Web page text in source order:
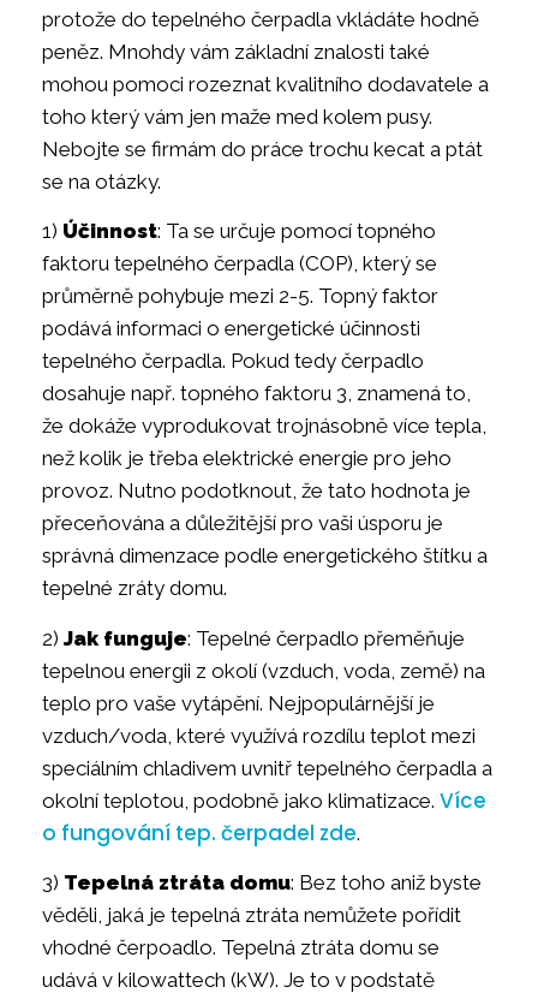
protože do tepelného čerpadla vkládáte hodně
peněz. Mnohdy vám základní znalosti také
mohou pomoci rozeznat kvalitního dodavatele a
toho který vám jen maže med kolem pusy.
Nebojte se firmám do práce trochu kecat a ptát
se na otázky.
1) Účinnost: Ta se určuje pomocí topného
faktoru tepelného čerpadla (COP), který se
průměrně pohybuje mezi 2-5. Topný faktor
podává informaci o energetické účinnosti
tepelného čerpadla. Pokud tedy čerpadlo
dosahuje např. topného faktoru 3, znamená to,
že dokáže vyprodukovat trojnásobně více tepla,
než kolik je třeba elektrické energie pro jeho
provoz. Nutno podotknout, že tato hodnota je
přeceňována a důležitější pro vaši úsporu je
správná dimenzace podle energetického štítku a
tepelné zráty domu.
2) Jak funguje: Tepelné čerpadlo přeměňuje
tepelnou energii z okolí (vzduch, voda, země) na
teplo pro vaše vytápění. Nejpopulárnější je
vzduch/voda, které využívá rozdílu teplot mezi
speciálním chladivem uvnitř tepelného čerpadla a
okolní teplotou, podobně jako klimatizace. Více
o fungování tep. čerpadel zde.
3) Tepelná ztráta domu: Bez toho aniž byste
věděli, jaká je tepelná ztráta nemůžete pořídit
vhodné čerpoadlo. Tepelná ztráta domu se
udává v kilowattech (kW). Je to v podstatě